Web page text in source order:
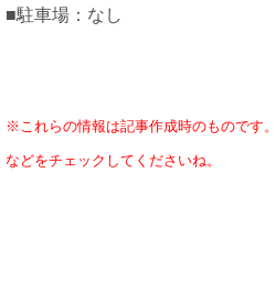
■駐車場：なし
※これらの情報は記事作成時のものです
などをチェックしてくださいね。